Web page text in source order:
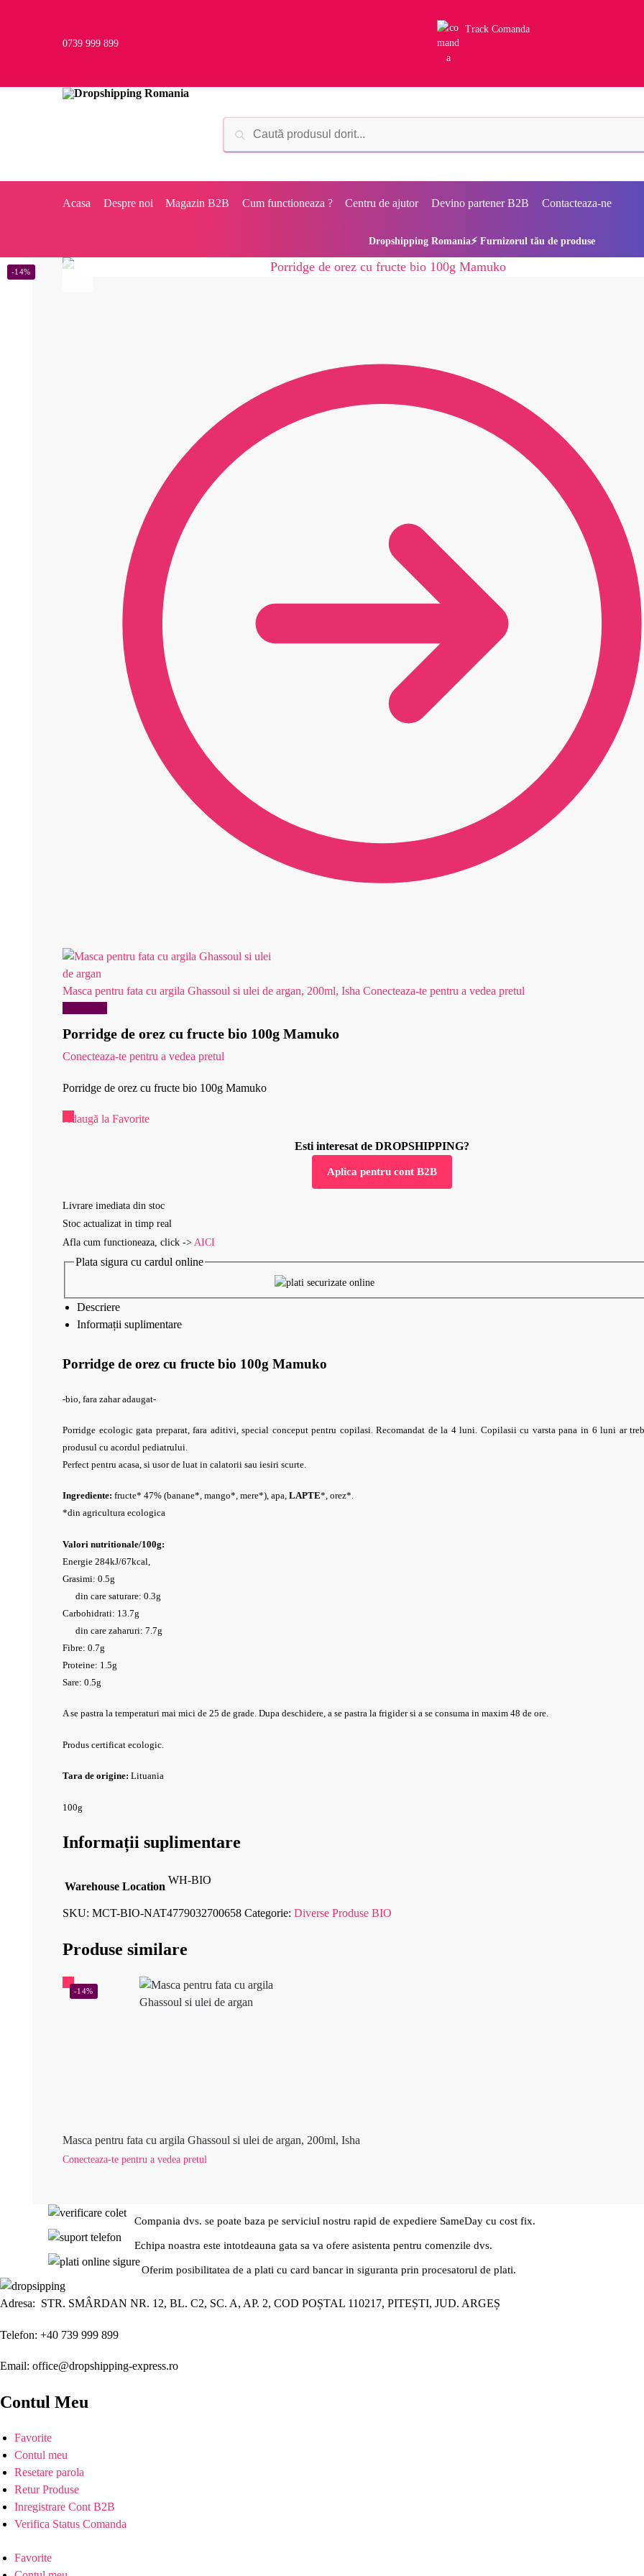
0739 999 899
Track Comanda
Acasa Despre noi Magazin B2B Cum functioneaza ? Centru de ajutor Devino partener B2B Contacteaza-ne
Dropshipping Romania⚡ Furnizorul tău de produse
Masca pentru fata cu argila Ghassoul si ulei de argan, 200ml, Isha Conecteaza-te pentru a vedea pretul
Porridge de orez cu fructe bio 100g Mamuko
Conecteaza-te pentru a vedea pretul
-14%
Porridge de orez cu fructe bio 100g Mamuko
Adaugă la Favorite
Esti interesat de DROPSHIPPING?
Aplica pentru cont B2B
Livrare imediata din stoc
Stoc actualizat in timp real
Afla cum functioneaza, click -> AICI
Plata sigura cu cardul online
Descriere
Informații suplimentare
Porridge de orez cu fructe bio 100g Mamuko
-bio, fara zahar adaugat-
Porridge ecologic gata preparat, fara aditivi, special conceput pentru copilasi. Recomandat de la 4 luni. Copilasii cu varsta pana in 6 luni ar
produsul cu acordul pediatrului.
Perfect pentru acasa, si usor de luat in calatorii sau iesiri scurte.
Ingrediente: fructe* 47% (banane*, mango*, mere*), apa, LAPTE*, orez*.
*din agricultura ecologica
Valori nutritionale/100g:
Energie 284kJ/67kcal,
Grasimi: 0.5g
din care saturare: 0.3g
Carbohidrati: 13.7g
din care zaharuri: 7.7g
Fibre: 0.7g
Proteine: 1.5g
Sare: 0.5g
A se pastra la temperaturi mai mici de 25 de grade. Dupa deschidere, a se pastra la frigider si a se consuma in maxim 48 de ore.
Produs certificat ecologic.
Tara de origine: Lituania
100g
Informații suplimentare
Warehouse Location
WH-BIO
SKU: MCT-BIO-NAT4779032700658 Categorie: Diverse Produse BIO
Produse similare
-14%
Masca pentru fata cu argila Ghassoul si ulei de argan, 200ml, Isha
Conecteaza-te pentru a vedea pretul
Compania dvs. se poate baza pe serviciul nostru rapid de expediere SameDay cu cost fix.
Echipa noastra este intotdeauna gata sa va ofere asistenta pentru comenzile dvs.
Oferim posibilitatea de a plati cu card bancar in siguranta prin procesatorul de plati.
Adresa: STR. SMÂRDAN NR. 12, BL. C2, SC. A, AP. 2, COD POȘTAL 110217, PITEȘTI, JUD. ARGEȘ
Telefon: +40 739 999 899
Email: office@dropshipping-express.ro
Contul Meu
Favorite
Contul meu
Resetare parola
Retur Produse
Inregistrare Cont B2B
Verifica Status Comanda
Favorite